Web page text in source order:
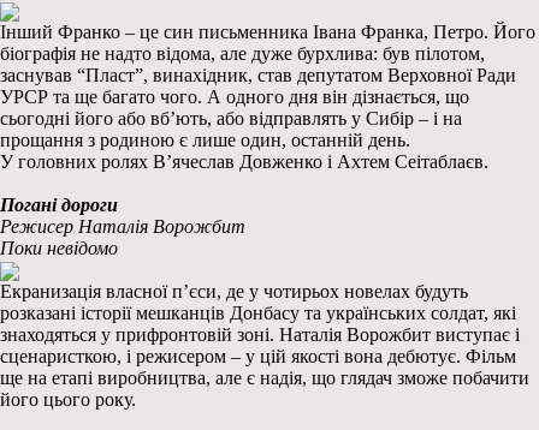
Інший Франко – це син письменника Івана Франка, Петро. Його
біографія не надто відома, але дуже бурхлива: був пілотом,
заснував “Пласт”, винахідник, став депутатом Верховної Ради
УРСР та ще багато чого. А одного дня він дізнається, що
сьогодні його або вб’ють, або відправлять у Сибір – і на
прощання з родиною є лише один, останній день.
У головних ролях В’ячеслав Довженко і Ахтем Сеітаблаєв.
Погані дороги
Режисер Наталія Ворожбит
Поки невідомо
Екранизація власної п’єси, де у чотирьох новелах будуть
розказані історії мешканців Донбасу та українських солдат, які
знаходяться у прифронтовій зоні. Наталія Ворожбит виступає і
сценаристкою, і режисером – у цій якості вона дебютує. Фільм
ще на етапі виробництва, але є надія, що глядач зможе побачити
його цього року.